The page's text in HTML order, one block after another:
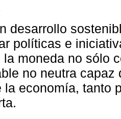
desarrollo
políticas e
la moneda no sólo
no neutra
la economía, tanto